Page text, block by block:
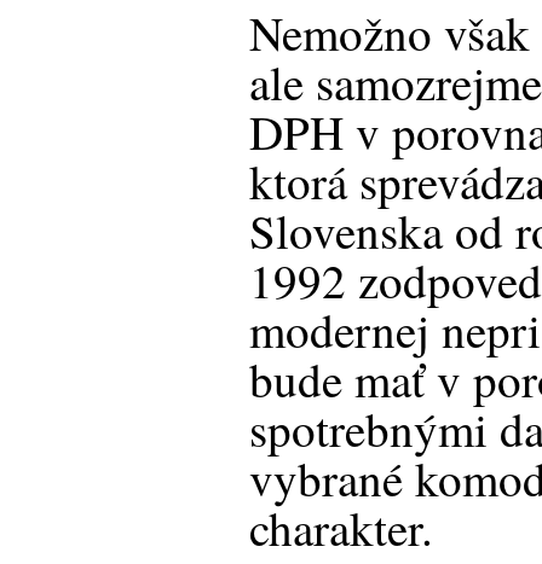
Nemožno
ale
DPH v
ktorá
Slovenska od
1992
modernej
bude mať v
spotrebnými
vybrané
charakter.